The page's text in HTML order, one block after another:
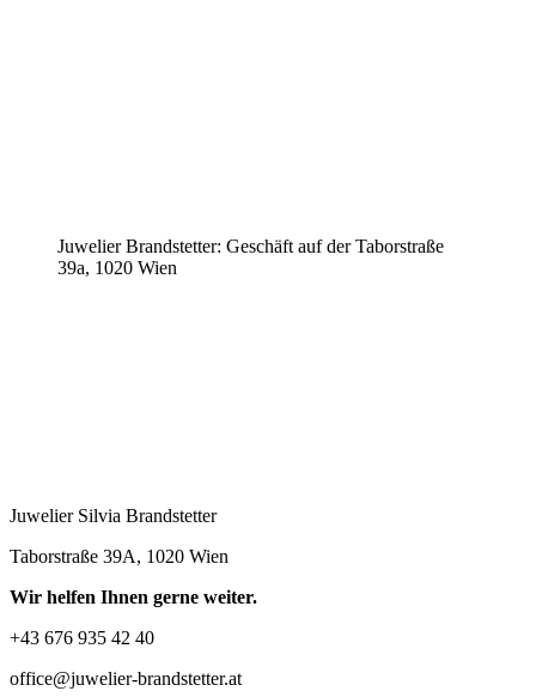
Juwelier Brandstetter: Geschäft auf der Taborstraße
39a, 1020 Wien
Juwelier Silvia Brandstetter
Taborstraße 39A, 1020 Wien
Wir helfen Ihnen gerne weiter.
+43 676 935 42 40
office@juwelier-brandstetter.at